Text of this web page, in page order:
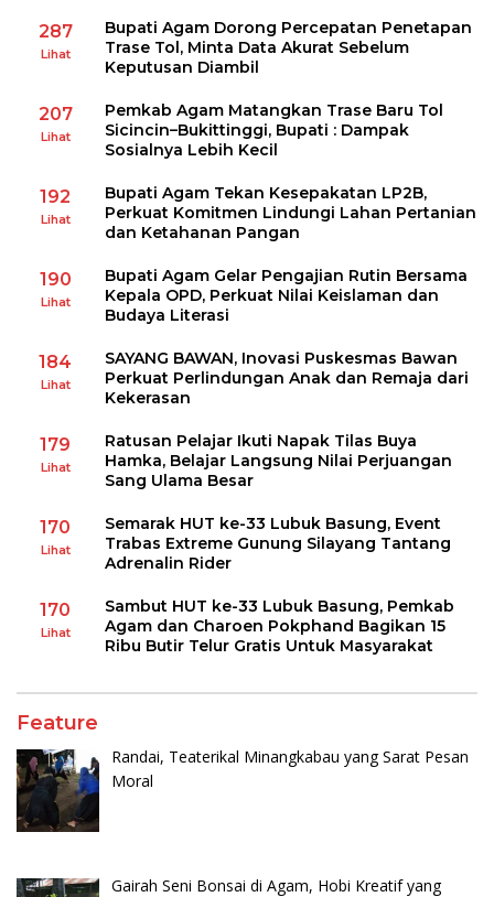
287
Lihat
Bupati Agam Dorong Percepatan Penetapan
Trase Tol, Minta Data Akurat Sebelum
Keputusan Diambil
207
Lihat
Pemkab Agam Matangkan Trase Baru Tol
Sicincin–Bukittinggi, Bupati : Dampak
Sosialnya Lebih Kecil
192
Lihat
Bupati Agam Tekan Kesepakatan LP2B,
Perkuat Komitmen Lindungi Lahan Pertanian
dan Ketahanan Pangan
190
Lihat
Bupati Agam Gelar Pengajian Rutin Bersama
Kepala OPD, Perkuat Nilai Keislaman dan
Budaya Literasi
184
Lihat
SAYANG BAWAN, Inovasi Puskesmas Bawan
Perkuat Perlindungan Anak dan Remaja dari
Kekerasan
179
Lihat
Ratusan Pelajar Ikuti Napak Tilas Buya
Hamka, Belajar Langsung Nilai Perjuangan
Sang Ulama Besar
170
Lihat
Semarak HUT ke-33 Lubuk Basung, Event
Trabas Extreme Gunung Silayang Tantang
Adrenalin Rider
170
Lihat
Sambut HUT ke-33 Lubuk Basung, Pemkab
Agam dan Charoen Pokphand Bagikan 15
Ribu Butir Telur Gratis Untuk Masyarakat
Feature
Randai, Teaterikal Minangkabau yang Sarat Pesan
Moral
Gairah Seni Bonsai di Agam, Hobi Kreatif yang